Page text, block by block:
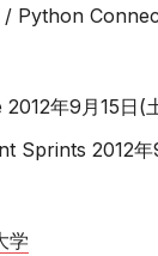
/ Python
年9月15日(
Sprints 2012年
学